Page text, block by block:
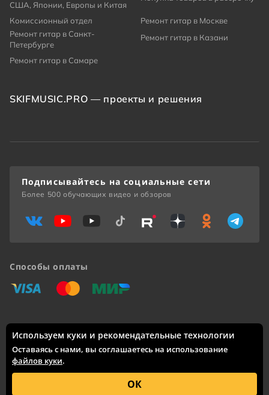
США, Японии, Европы и Китая
Комиссионный отдел
Ремонт гитар в Москве
Ремонт гитар в Санкт-
Петербурге
Ремонт гитар в Казани
Ремонт гитар в Самаре
SKIFMUSIC.PRO — проекты и решения
© 2005 – 2026 Каталог интернет-сайта
исключительно информационный характер и ни при каких
Доставка по России: Москва, Санкт-Петербург, Новосибирск,
Екатеринбург, Казань, Нижний Новгород, Челябинск,
Красноярск, Самара, Уфа, Ростов-на-Дону, Омск, Краснодар,
Воронеж, Волгоград, Пермь и другие города.
Способы оплаты
«Виза» «Мастеркард»
«Мир»
Подписывайтесь на социальные сети
Более 500 обучающих видео и обзоров
Используем куки и рекомендательные технологии
Оставаясь с нами, вы соглашаетесь на использование
файлов куки.
ОК